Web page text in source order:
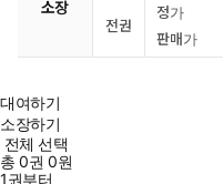
소장
전권
정가
판매가
대여하기
소장하기
전체 선택
총0권 0원
1권부터